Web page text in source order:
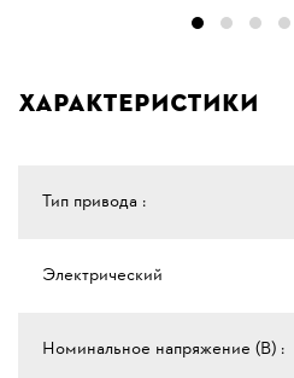
Характеристики
Тип привода :
Электрический
Номинальное напряжение (В) :